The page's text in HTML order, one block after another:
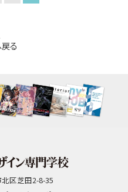
る
区芝田2-8-35